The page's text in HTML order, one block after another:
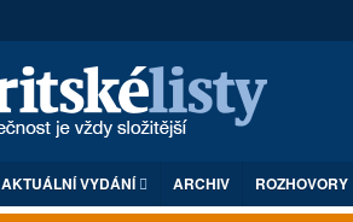
AKTUÁLNÍ VYDÁNÍ ARCHIV ROZHOVORY